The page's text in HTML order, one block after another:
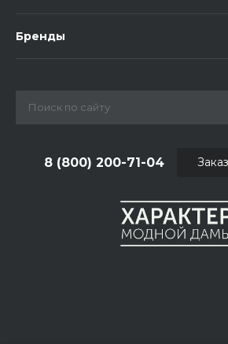
Бренды
8 (800) 200-71-04